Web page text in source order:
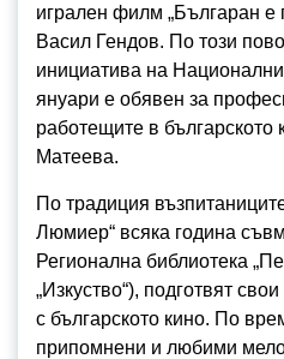
игрален филм „Българан е
Васил Гендов. По този
инициатива на
януари е обявен за
работещите в българското
Матеева.
По традиция
Люмиер“ всяка година
Регионална библиотека
„Изкуство“), подготвят
с българското кино. По
припомнени и любими